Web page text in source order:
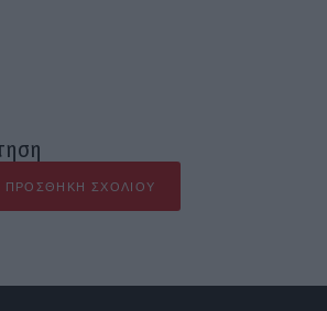
ΠΡΟΣΘΉΚΗ ΣΧΟΛΊΟΥ